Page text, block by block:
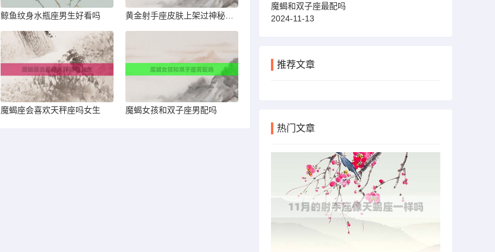
鲸鱼纹身水瓶座男生好看吗
魔蝎座会喜欢天秤座吗女生 魔蝎女孩和双子座男配吗
魔蝎和双子座最配吗
2024-11-13
推荐文章
热门文章